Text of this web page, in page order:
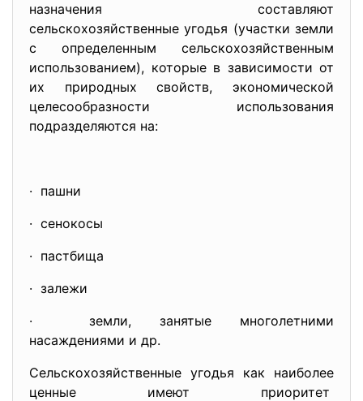
назначения составляют
сельскохозяйственные угодья (участки земли
с определенным сельскохозяйственным
использованием), которые в зависимости от
их природных свойств, экономической
целесообразности использования
подразделяются на:
· пашни
· сенокосы
· пастбища
· залежи
· земли, занятые многолетними
насаждениями и др.
Сельскохозяйственные угодья как наиболее
ценные имеют приоритет